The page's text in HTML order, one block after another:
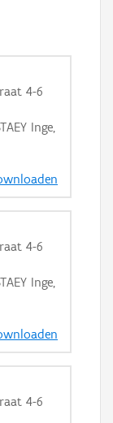
4-6
Inge,
4-6
Inge,
4-6